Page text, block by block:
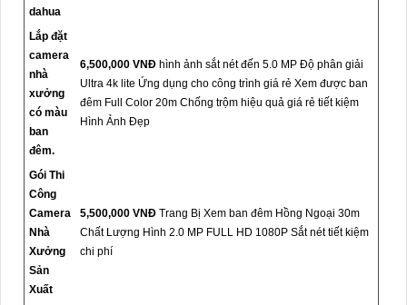
dahua
Lắp đặt
camera
nhà
xưởng
có màu
ban
đêm.
6,500,000 VNĐ hình ảnh sắt nét đến 5.0 MP Độ phân giải
Ultra 4k lite Ứng dụng cho công trình giá rẻ Xem được ban
đêm Full Color 20m Chống trộm hiệu quả giá rẻ tiết kiệm
Hình Ảnh Đẹp
Gói Thi
Công
Camera
Nhà
Xưởng
Sản
Xuất
5,500,000 VNĐ Trang Bị Xem ban đêm Hồng Ngoại 30m
Chất Lượng Hình 2.0 MP FULL HD 1080P Sắt nét tiết kiệm
chi phí